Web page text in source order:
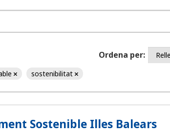
Ordena per
sostenibilitat
Sostenible Illes Balears